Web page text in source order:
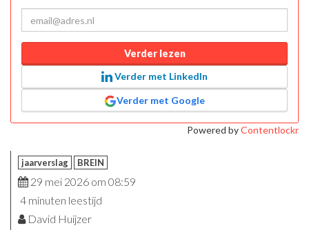
Verder lezen
Verder met LinkedIn
Verder met Google
Powered byContentlockr
jaarverslag BREIN
29 mei 2026 om 08:59
4 minuten leestijd
David Huijzer